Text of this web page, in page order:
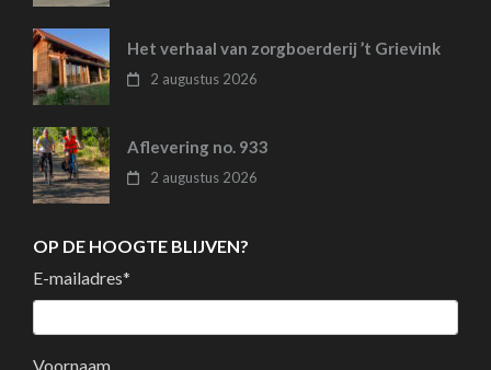
Het verhaal van zorgboerderij ’t Grievink
2 augustus 2026
Aflevering no. 933
2 augustus 2026
OP DE HOOGTE BLIJVEN?
E-mailadres*
Voornaam